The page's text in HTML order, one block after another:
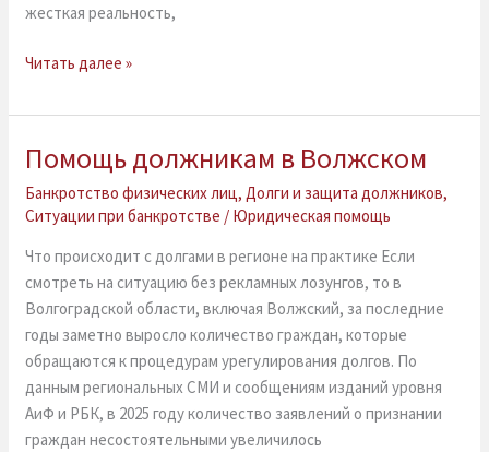
жесткая реальность,
Читать далее »
Помощь должникам в Волжском
Банкротство физических лиц,Долги и защита должников,
Ситуации при банкротстве / Юридическая помощь
Что происходит с долгами в регионе на практике Если
смотреть на ситуацию без рекламных лозунгов, то в
Волгоградской области, включая Волжский, за последние
годы заметно выросло количество граждан, которые
обращаются к процедурам урегулирования долгов. По
данным региональных СМИ и сообщениям изданий уровня
АиФ и РБК, в 2025 году количество заявлений о признании
граждан несостоятельными увеличилось
Помощь
в
Волжском